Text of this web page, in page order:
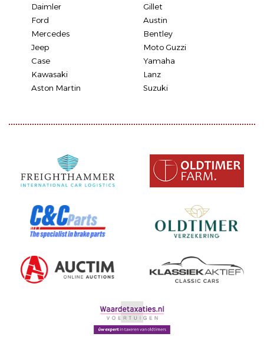
Daimler
Gillet
Ford
Austin
Mercedes
Bentley
Jeep
Moto Guzzi
Case
Yamaha
Kawasaki
Lanz
Aston Martin
Suzuki